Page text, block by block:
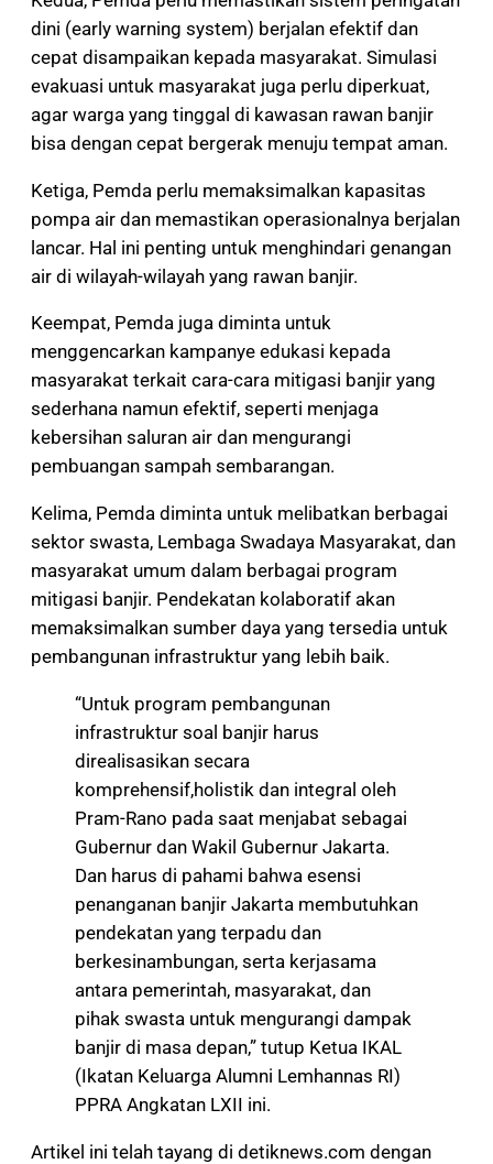
dini (early warning system) berjalan efektif dan
cepat disampaikan kepada masyarakat. Simulasi
evakuasi untuk masyarakat juga perlu diperkuat,
agar warga yang tinggal di kawasan rawan banjir
bisa dengan cepat bergerak menuju tempat aman.
Ketiga, Pemda perlu memaksimalkan kapasitas
pompa air dan memastikan operasionalnya berjalan
lancar. Hal ini penting untuk menghindari genangan
air di wilayah-wilayah yang rawan banjir.
Keempat, Pemda juga diminta untuk
menggencarkan kampanye edukasi kepada
masyarakat terkait cara-cara mitigasi banjir yang
sederhana namun efektif, seperti menjaga
kebersihan saluran air dan mengurangi
pembuangan sampah sembarangan.
Kelima, Pemda diminta untuk melibatkan berbagai
sektor swasta, Lembaga Swadaya Masyarakat, dan
masyarakat umum dalam berbagai program
mitigasi banjir. Pendekatan kolaboratif akan
memaksimalkan sumber daya yang tersedia untuk
pembangunan infrastruktur yang lebih baik.
“Untuk program pembangunan
infrastruktur soal banjir harus
direalisasikan secara
komprehensif,holistik dan integral oleh
Pram-Rano pada saat menjabat sebagai
Gubernur dan Wakil Gubernur Jakarta.
Dan harus di pahami bahwa esensi
penanganan banjir Jakarta membutuhkan
pendekatan yang terpadu dan
berkesinambungan, serta kerjasama
antara pemerintah, masyarakat, dan
pihak swasta untuk mengurangi dampak
banjir di masa depan,” tutup Ketua IKAL
(Ikatan Keluarga Alumni Lemhannas RI)
PPRA Angkatan LXII ini.
Artikel ini telah tayang di detiknews.com dengan